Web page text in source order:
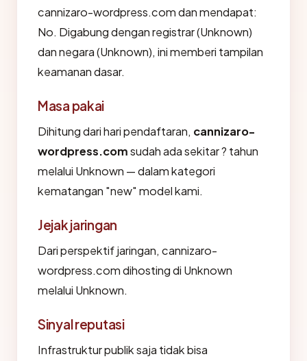
cannizaro-wordpress.com dan mendapat:
No. Digabung dengan registrar (Unknown)
dan negara (Unknown), ini memberi tampilan
keamanan dasar.
Masa pakai
Dihitung dari hari pendaftaran, cannizaro-
wordpress.comsudah ada sekitar ? tahun
melalui Unknown — dalam kategori
kematangan "new" model kami.
Jejak jaringan
Dari perspektif jaringan, cannizaro-
wordpress.com dihosting di Unknown
melalui Unknown.
Sinyal reputasi
Infrastruktur publik saja tidak bisa